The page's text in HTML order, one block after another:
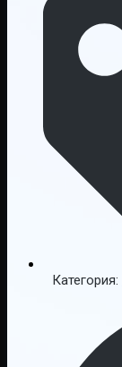
Категория: